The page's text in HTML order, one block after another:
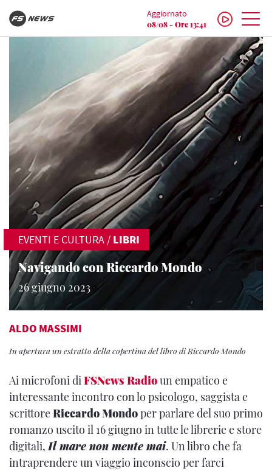
Aggiornato
08/08 - Ore 13:41
EVENTI E CULTURA / LIBRI
Navigando con Riccardo Mondo
26 giugno 2023
ALDO MASSIMI
In apertura un estratto della copertina del libro di Riccardo Mondo
Ai microfoni diFSNews Radioun empatico e
interessante incontro con lo psicologo, saggista e
scrittoreRiccardo Mondoper parlare del suo primo
romanzo uscito il 16 giugno in tutte le librerie e store
digitali,Il mare non mente mai. Un libro che fa
intraprendere un viaggio inconscio per farci